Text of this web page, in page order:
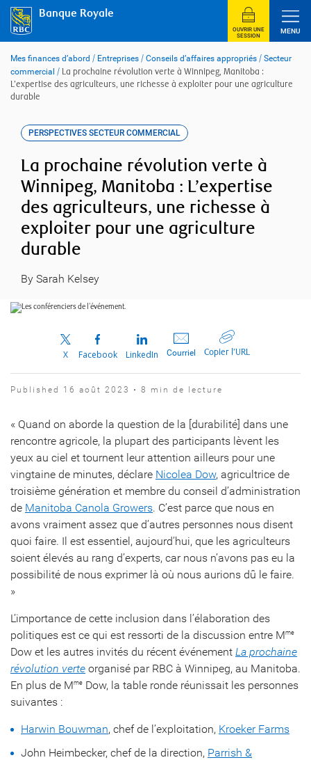
content
Banque Royale
OUVRIR UNE
SESSION
MENU
Mes finances d’abord / Entreprises / Conseils d’affaires appropriés / Secteur
commercial / La prochaine révolution verte à Winnipeg, Manitoba :
L’expertise des agriculteurs, une richesse à exploiter pour une agriculture
durable
PERSPECTIVES SECTEUR COMMERCIAL
La prochaine révolution verte à
Winnipeg, Manitoba : L’expertise
des agriculteurs, une richesse à
exploiter pour une agriculture
durable
By Sarah Kelsey
X Facebook LinkedIn Courriel Copier l’URL
Published 16 août 2023 • 8 min de lecture
« Quand on aborde la question de la [durabilité] dans une
rencontre agricole, la plupart des participants lèvent les
yeux au ciel et tournent leur attention ailleurs pour une
vingtaine de minutes, déclare Nicolea Dow, agricultrice de
troisième génération et membre du conseil d’administration
de Manitoba Canola Growers. C’est parce que nous en
avons vraiment assez que d’autres personnes nous disent
quoi faire. Il est essentiel, aujourd’hui, que les agriculteurs
soient élevés au rang d’experts, car nous n’avons pas eu la
possibilité de nous exprimer là où nous aurions dû le faire.
»
L’importance de cette inclusion dans l’élaboration des
politiques est ce qui est ressorti de la discussion entre Mme
Dow et les autres invités du récent événement La prochaine
révolution verte organisé par RBC à Winnipeg, au Manitoba.
En plus de Mme Dow, la table ronde réunissait les personnes
suivantes :
Harwin Bouwman, chef de l’exploitation, Kroeker Farms
John Heimbecker, chef de la direction, Parrish &